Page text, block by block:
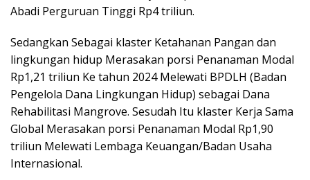
Abadi Perguruan Tinggi Rp4 triliun.
Sedangkan Sebagai klaster Ketahanan Pangan dan
lingkungan hidup Merasakan porsi Penanaman Modal
Rp1,21 triliun Ke tahun 2024 Melewati BPDLH (Badan
Pengelola Dana Lingkungan Hidup) sebagai Dana
Rehabilitasi Mangrove. Sesudah Itu klaster Kerja Sama
Global Merasakan porsi Penanaman Modal Rp1,90
triliun Melewati Lembaga Keuangan/Badan Usaha
Internasional.